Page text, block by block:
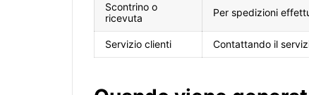
Scontrino o
ricevuta
Per spedizioni
Servizio clienti Contattando il